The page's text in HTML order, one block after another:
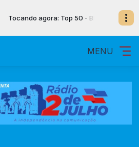
Tocando agora: Top 50 - Bloco 04
MENU